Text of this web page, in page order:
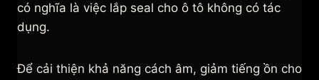
có nghĩa là việc lắp seal cho ô tô không có tác
dụng.
Để cải thiện khả năng cách âm, giảm tiếng ồn cho